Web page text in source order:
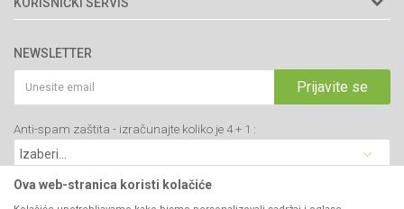
34000 Kragujevac, Srbija
webshop@agromarket.rs
PIB: 102135221
Matični broj: 07593252
Prodavnice
Brendovi
Katalozi
Blog
Najčešća pitanja
Politika privatnosti
Kako kupiti
Isporuka
Click & Collect
Načini plaćanja
Plaćanje karticama
NEWSLETTER
Prijavite se
Anti-spam zaštita - izračunajte koliko je 4 + 1 :
Ova web-stranica koristi kolačiće